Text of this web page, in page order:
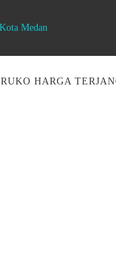
RUKO HARGA